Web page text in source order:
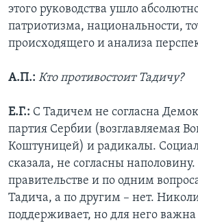
этого руководства ушло
патриотизма, национальности,
происходящего и анализа
А.П.: Кто противостоит Тадичу?
Е.Г.: С Тадичем не согласна
партия Сербии (возглавляемая
Коштуницей) и радикалы.
сказала, не согласны
правительстве и по одним
Тадича, а по другим – нет.
поддерживает, но для него важна